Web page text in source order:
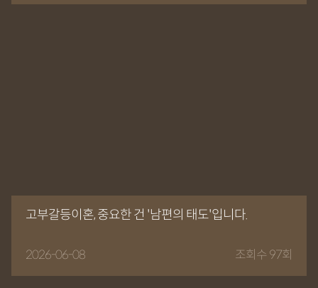
고부갈등이혼, 중요한 건 '남편의 태도'입니다.
2026-06-08 조회수 97회